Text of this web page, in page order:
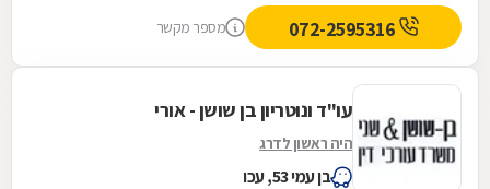
מספר מקשר
עו"ד ונוטריון בן שושן - אורי
היה ראשון לדרג
בן עמי 53, עכו